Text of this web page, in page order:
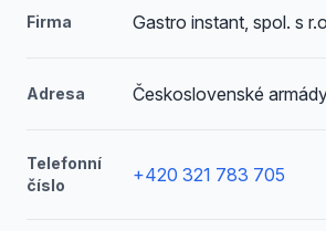
Firma Gastro instant, spol. s
Adresa Československé
Telefonní
číslo
+420 321 783 705